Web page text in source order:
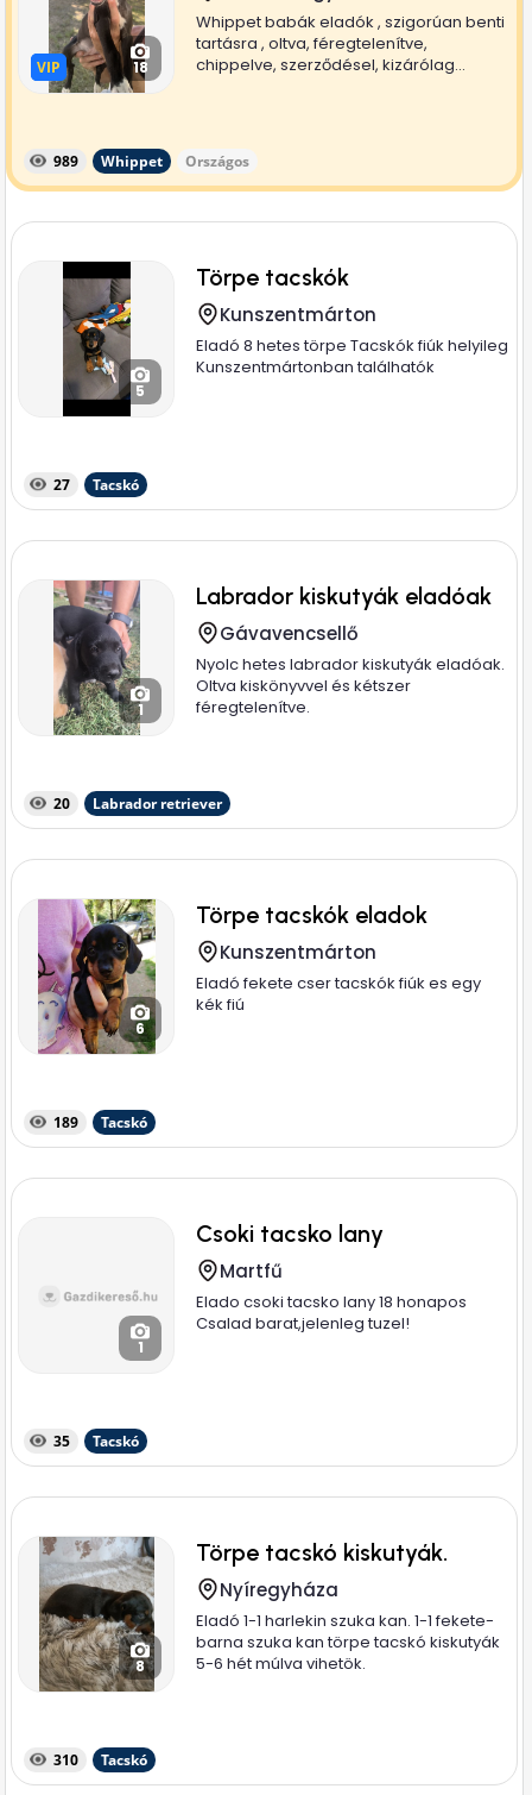
VIP
VIP 18
Whippet babák eladók , szigorúan benti
tartásra , oltva, féregtelenítve,
chippelve, szerződésel, kizárólag...
989 Whippet Országos
5
Törpe tacskók
Kunszentmárton
Eladó 8 hetes törpe Tacskók fiúk helyileg
Kunszentmártonban találhatók
27 Tacskó
1
Labrador kiskutyák eladóak
Gávavencsellő
Nyolc hetes labrador kiskutyák eladóak.
Oltva kiskönyvvel és kétszer
féregtelenítve.
20 Labrador retriever
6
Törpe tacskók eladok
Kunszentmárton
Eladó fekete cser tacskók fiúk es egy
kék fiú
189 Tacskó
1
Csoki tacsko lany
Martfű
Elado csoki tacsko lany 18 honapos
Csalad barat,jelenleg tuzel!
35 Tacskó
8
Törpe tacskó kiskutyák.
Nyíregyháza
Eladó 1-1 harlekin szuka kan. 1-1 fekete-
barna szuka kan törpe tacskó kiskutyák
5-6 hét múlva vihetök.
310 Tacskó